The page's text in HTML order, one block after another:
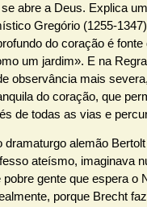
abre a Deus. Explica
Gregório (1255-
do coração é
um jardim». E na
observância mais
do coração, que
de todas as vias e
dramaturgo alemão
ateísmo, imaginava
pobre gente que espera o
porque Brecht